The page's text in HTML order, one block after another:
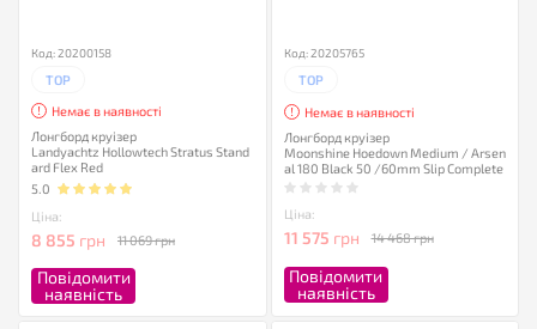
Код: 20200158
TOP
Немає в наявності
Лонгборд круізер
Landyachtz Hollowtech Stratus Stand
ard Flex Red
5.0
Ціна:
8 855 грн 11 069 грн
Повідомити
наявність
Код: 20205765
TOP
Немає в наявності
Лонгборд круізер
Moonshine Hoedown Medium / Arsen
al 180 Black 50 /60mm Slip Complete
Ціна:
11 575 грн 14 468 грн
Повідомити
наявність